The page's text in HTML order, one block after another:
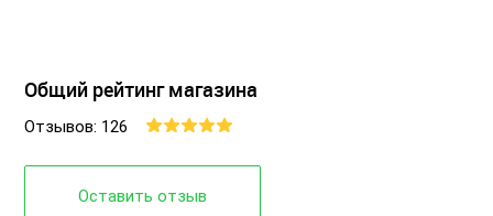
Общий рейтинг магазина
Отзывов: 126
Оставить отзыв